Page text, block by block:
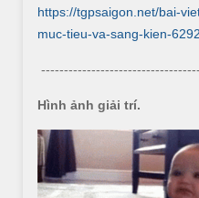
https://tgpsaigon.net/bai-
muc-tieu-va-sang-kien-
Hình ảnh giải trí.